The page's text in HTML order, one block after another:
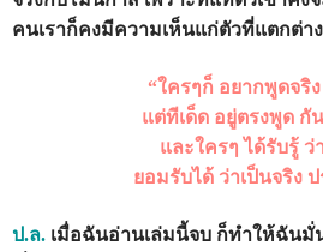
คนเราก็คงมีความเห็นแก่ตัวที่แตกต่า
“ใครๆก็ อยากพูดจริ
แต่ทีเด็ด อยู่ตรงพูด กั
และใครๆ ได้รับรู้ ว่
ยอมรับได้ ว่าเป็นจริง
ป.ล. เมื่อฉันอ่านเล่มนี้จบ ก็ทำให้ฉันมั่